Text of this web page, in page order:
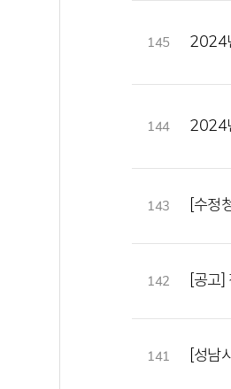
145 2024
144 2024
143 [수정
142 [공고]
141 [성남